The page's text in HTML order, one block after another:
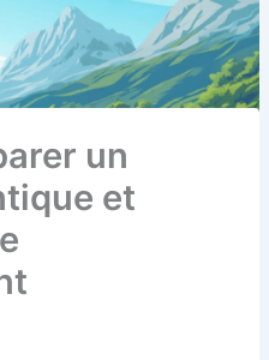
un
et